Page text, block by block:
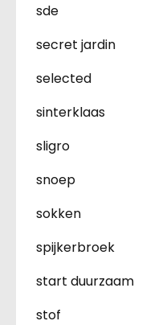
sde
secret jardin
selected
sinterklaas
sligro
snoep
sokken
spijkerbroek
start duurzaam
stof